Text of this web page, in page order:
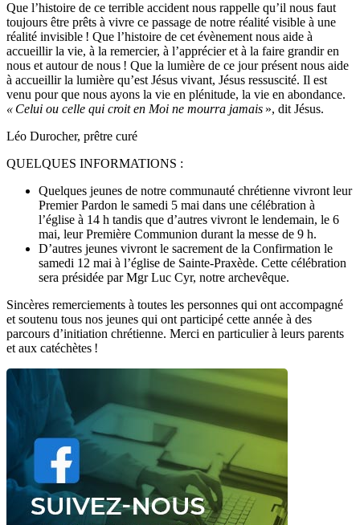
Que l’histoire de ce terrible accident nous rappelle qu’il nous faut
toujours être prêts à vivre ce passage de notre réalité visible à une
réalité invisible ! Que l’histoire de cet évènement nous aide à
accueillir la vie, à la remercier, à l’apprécier et à la faire grandir en
nous et autour de nous ! Que la lumière de ce jour présent nous aide
à accueillir la lumière qu’est Jésus vivant, Jésus ressuscité. Il est
venu pour que nous ayons la vie en plénitude, la vie en abondance.
« Celui ou celle qui croit en Moi ne mourra jamais », dit Jésus.
Léo Durocher, prêtre curé
QUELQUES INFORMATIONS :
Quelques jeunes de notre communauté chrétienne vivront leur
Premier Pardon le samedi 5 mai dans une célébration à
l’église à 14 h tandis que d’autres vivront le lendemain, le 6
mai, leur Première Communion durant la messe de 9 h.
D’autres jeunes vivront le sacrement de la Confirmation le
samedi 12 mai à l’église de Sainte-Praxède. Cette célébration
sera présidée par Mgr Luc Cyr, notre archevêque.
Sincères remerciements à toutes les personnes qui ont accompagné
et soutenu tous nos jeunes qui ont participé cette année à des
parcours d’initiation chrétienne. Merci en particulier à leurs parents
et aux catéchètes !